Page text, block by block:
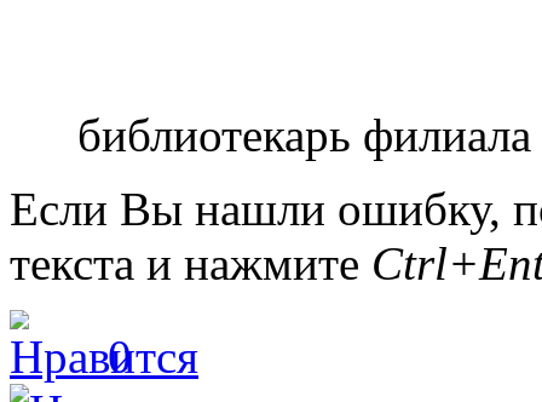
библиотекарь
Если Вы нашли ошибку,
текста и нажмите
0